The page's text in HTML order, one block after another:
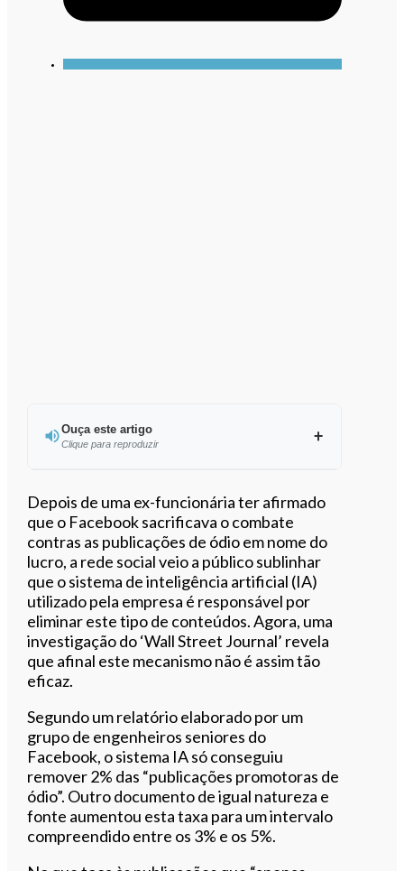
Ouça este artigo
Clique para reproduzir
Ouvir este artigo
Depois de uma ex-funcionária ter afirmado
que o Facebook sacrificava o combate
contras as publicações de ódio em nome do
lucro, a rede social veio a público sublinhar
que o sistema de inteligência artificial (IA)
utilizado pela empresa é responsável por
eliminar este tipo de conteúdos. Agora, uma
investigação do ‘Wall Street Journal’ revela
que afinal este mecanismo não é assim tão
eficaz.
Segundo um relatório elaborado por um
grupo de engenheiros seniores do
Facebook, o sistema IA só conseguiu
remover 2% das “publicações promotoras de
ódio”. Outro documento de igual natureza e
fonte aumentou esta taxa para um intervalo
compreendido entre os 3% e os 5%.